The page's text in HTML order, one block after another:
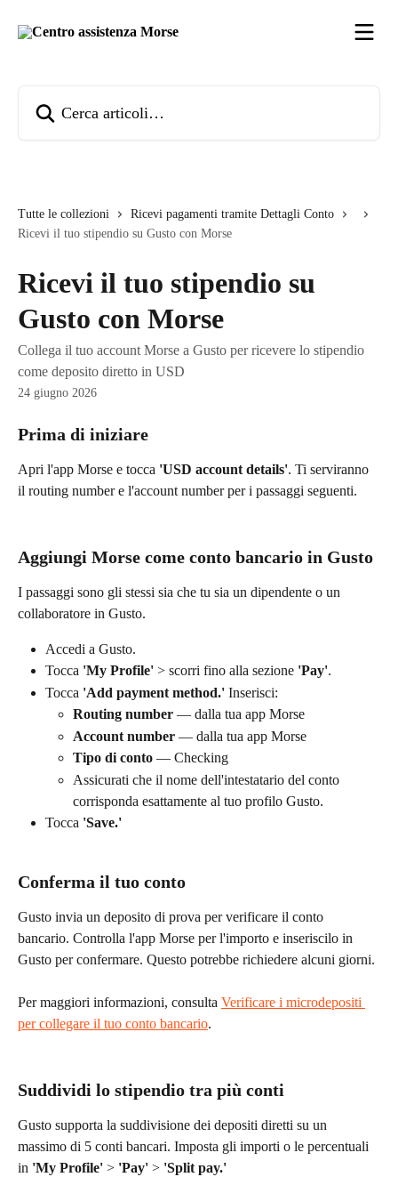
Tutte le collezioni
Ricevi pagamenti tramite Dettagli Conto
Ricevi il tuo stipendio su Gusto con Morse
Ricevi il tuo stipendio su
Gusto con Morse
Collega il tuo account Morse a Gusto per ricevere lo stipendio
come deposito diretto in USD
24 giugno 2026
Prima di iniziare
Apri l'app Morse e tocca 'USD account details'. Ti serviranno
il routing number e l'account number per i passaggi seguenti.
Aggiungi Morse come conto bancario in Gusto
I passaggi sono gli stessi sia che tu sia un dipendente o un
collaboratore in Gusto.
Accedi a Gusto.
Tocca 'My Profile' > scorri fino alla sezione 'Pay'.
Tocca 'Add payment method.' Inserisci:
Routing number — dalla tua app Morse
Account number — dalla tua app Morse
Tipo di conto — Checking
Assicurati che il nome dell'intestatario del conto
corrisponda esattamente al tuo profilo Gusto.
Tocca 'Save.'
Conferma il tuo conto
Gusto invia un deposito di prova per verificare il conto
bancario. Controlla l'app Morse per l'importo e inseriscilo in
Gusto per confermare. Questo potrebbe richiedere alcuni giorni.
Per maggiori informazioni, consulta Verificare i microdepositi
per collegare il tuo conto bancario.
Suddividi lo stipendio tra più conti
Gusto supporta la suddivisione dei depositi diretti su un
massimo di 5 conti bancari. Imposta gli importi o le percentuali
in 'My Profile' > 'Pay' > 'Split pay.'